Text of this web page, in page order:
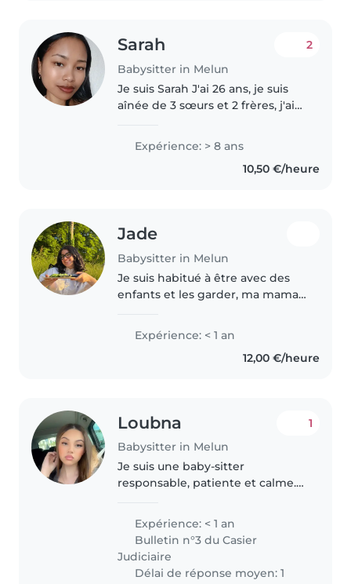
Sarah
Babysitter in Melun
2
Je suis Sarah J'ai 26 ans, je suis
aînée de 3 sœurs et 2 frères, j'ai
enfants, ma patience me définit
beaucoup. Je suis souriante et
Expérience: > 8 ans
10,50 €/heure
Jade
Babysitter in Melun
Je suis habitué à être avec des
enfants et les garder, ma maman
enfants et en grandissant j'ai
commencé à moi même en..
Expérience: < 1 an
12,00 €/heure
Loubna
Babysitter in Melun
1
Je suis une baby-sitter
responsable, patiente et calme.
donc j’ai de l'expérience de
garde d'enfants, je suis
passionnée par le travail auprès
des jeunes..
Expérience: < 1 an
Bulletin n°3 du Casier
Judiciaire
Délai de réponse moyen: 1